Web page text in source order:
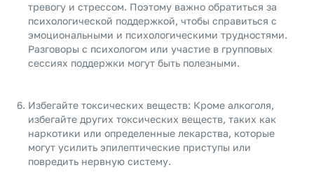
тревогу и стрессом. Поэтому важно обратиться за
психологической поддержкой, чтобы справиться с
эмоциональными и психологическими трудностями.
Разговоры с психологом или участие в групповых
сессиях поддержки могут быть полезными.
Избегайте токсических веществ: Кроме алкоголя,
избегайте других токсических веществ, таких как
наркотики или определенные лекарства, которые
могут усилить эпилептические приступы или
повредить нервную систему.